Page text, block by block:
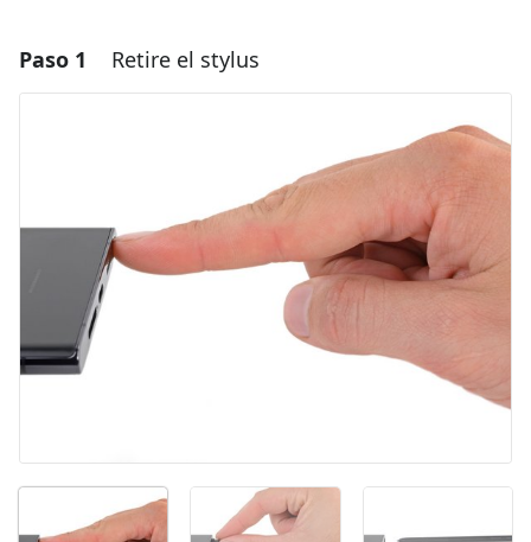
Paso 1 Retire el stylus